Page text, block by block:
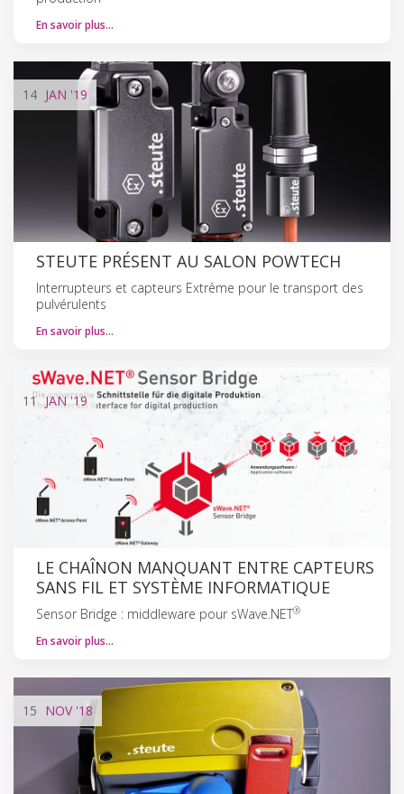
En savoir plus…
14 JAN '19
STEUTE PRÉSENT AU SALON POWTECH
Interrupteurs et capteurs Extrême pour le transport des
pulvérulents
En savoir plus…
11 JAN'19
LE CHAÎNON MANQUANT ENTRE CAPTEURS
SANS FIL ET SYSTÈME INFORMATIQUE
Sensor Bridge : middleware pour sWave.NET®
En savoir plus…
15 NOV'18